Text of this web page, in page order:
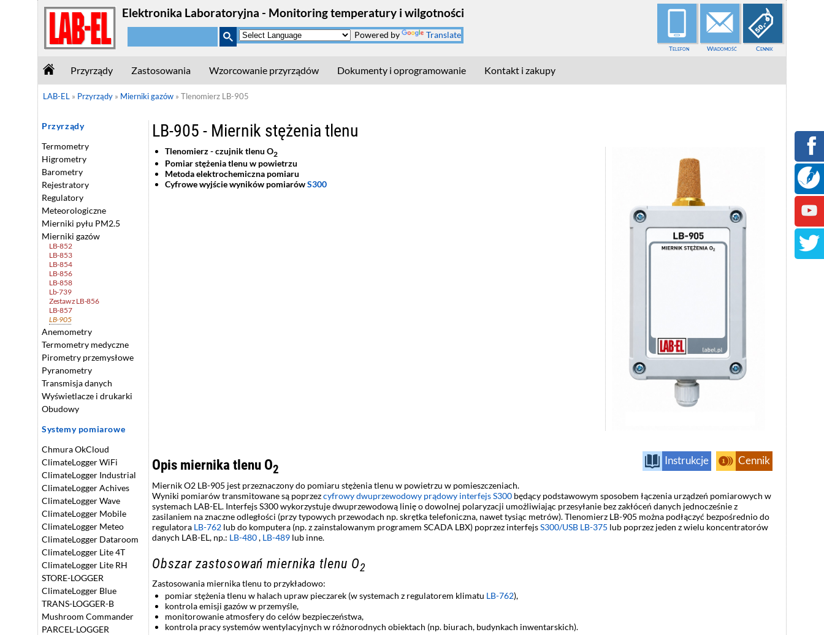
Elektronika Laboratoryjna - Monitoring temperatury i wilgotności
Powered by Translate
Telefon Wiadomość Cennik
Przyrządy Zastosowania Wzorcowanie przyrządów Dokumenty i oprogramowanie Kontakt i zakupy
LAB-EL » Przyrządy » Mierniki gazów » Tlenomierz LB-905
Przyrządy
Termometry
Higrometry
Barometry
Rejestratory
Regulatory
Meteorologiczne
Mierniki pyłu PM2.5
Mierniki gazów
LB-852
LB-853
LB-854
LB-856
LB-858
Lb-739
Zestaw z LB-856
LB-857
LB-905
Anemometry
Termometry medyczne
Pirometry przemysłowe
Pyranometry
Transmisja danych
Wyświetlacze i drukarki
Obudowy
Systemy pomiarowe
Chmura OkCloud
ClimateLogger WiFi
ClimateLogger Industrial
ClimateLogger Achives
ClimateLogger Wave
ClimateLogger Mobile
ClimateLogger Meteo
ClimateLogger Dataroom
ClimateLogger Lite 4T
ClimateLogger Lite RH
STORE-LOGGER
ClimateLogger Blue
TRANS-LOGGER-B
Mushroom Commander
PARCEL-LOGGER
LB-905 - Miernik stężenia tlenu
Tlenomierz - czujnik tlenu O2
Pomiar stężenia tlenu w powietrzu
Metodaelektrochemiczna pomiaru
Cyfrowe wyjście wyników pomiarówS300
Instrukcje Cennik
Opis miernika tlenu O2
Miernik O2 LB-905 jest przeznaczony do pomiaru stężenia tlenu w powietrzu w pomieszczeniach.
Wyniki pomiarów transmitowane są poprzezcyfrowy dwuprzewodowy prądowy interfejs S300 będący podstawowym sposobem łączenia urządzeń pomiarowych w
systemach LAB-EL. Interfejs S300 wykorzystuje dwuprzewodową linię o dowolnej polaryzacji umożliwiając przesyłanie bez zakłóceń danych jednocześnie z
zasilaniem na znaczne odległości (przy typowych przewodach np. skrętka telefoniczna, nawet tysiąc metrów). Tlenomierz LB-905 można podłączyć bezpośrednio do
regulatora LB-762 lub do komputera (np. z zainstalowanym programem SCADA LBX) poprzez interfejsS300/USB LB-375 lub poprzez jeden z wielu koncentratorów
danych LAB-EL, np.: LB-480, LB-489 lub inne.
Obszar zastosowań miernika tlenu O2
Zastosowania miernika tlenu to przykładowo:
pomiar stężenia tlenu w halach upraw pieczarek (w systemach z regulatorem klimatu LB-762),
kontrola emisji gazów w przemyśle,
monitorowanie atmosfery do celów bezpieczeństwa,
kontrola pracy systemów wentylacyjnych w różnorodnych obiektach (np. biurach, budynkach inwentarskich).